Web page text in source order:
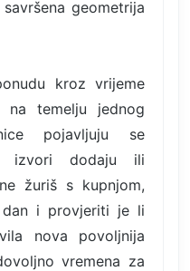
geometrija
kroz vrijeme
temelju jednog
pojavljuju se
izvori dodaju ili
žuriš s kupnjom,
i provjeriti je li
nova povoljnija
vremena za